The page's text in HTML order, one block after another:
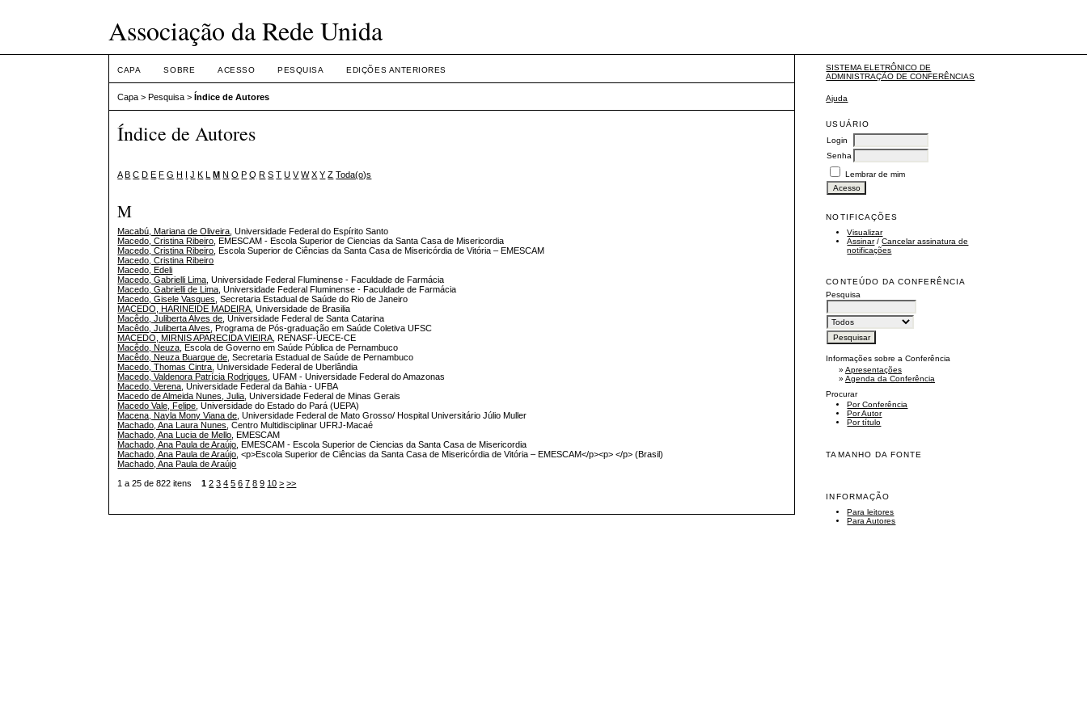
Associação da Rede Unida
SISTEMA ELETRÔNICO DE
ADMINISTRAÇÃO DE CONFERÊNCIAS
Ajuda
USUÁRIO
Login
Senha
Lembrar de mim
NOTIFICAÇÕES
Visualizar
Assinar/Cancelar assinatura de
notificações
CONTEÚDO DA CONFERÊNCIA
Pesquisa
Informações sobre a Conferência
»Apresentações
»Agenda da Conferência
Procurar
Por Conferência
Por Autor
Por título
TAMANHO DA FONTE
INFORMAÇÃO
Para leitores
Para Autores
CAPA SOBRE ACESSO PESQUISA EDIÇÕES ANTERIORES
Capa >Pesquisa >Índice de Autores
Índice de Autores
A B C D E F G H I J K L M N O P Q R S T U V W X Y Z Toda(o)s
M
Macabú, Mariana de Oliveira , Universidade Federal do Espírito Santo
Macedo, Cristina Ribeiro , EMESCAM - Escola Superior de Ciencias da Santa Casa de Misericordia
Macedo, Cristina Ribeiro , Escola Superior de Ciências da Santa Casa de Misericórdia de Vitória – EMESCAM
Macedo, Cristina Ribeiro
Macedo, Edeli
Macedo, Gabrielli Lima , Universidade Federal Fluminense - Faculdade de Farmácia
Macedo, Gabrielli de Lima , Universidade Federal Fluminense - Faculdade de Farmácia
Macedo, Gisele Vasques , Secretaria Estadual de Saúde do Rio de Janeiro
MACEDO, HARINEIDE MADEIRA , Universidade de Brasilia
Macêdo, Juliberta Alves de , Universidade Federal de Santa Catarina
Macêdo, Juliberta Alves
, Programa de Pós-graduação em Saúde Coletiva UFSC
MACEDO, MIRNIS APARECIDA VIEIRA , RENASF-UECE-CE
Macêdo, Neuza , Escola de Governo em Saúde Pública de Pernambuco
Macêdo, Neuza Buarque de , Secretaria Estadual de Saúde de Pernambuco
Macedo, Thomas Cintra , Universidade Federal de Uberlândia
Macedo, Valdenora Patrícia Rodrigues , UFAM - Universidade Federal do Amazonas
Macedo, Verena , Universidade Federal da Bahia - UFBA
Macedo de Almeida Nunes, Julia , Universidade Federal de Minas Gerais
Macedo Vale, Felipe , Universidade do Estado do Pará (UEPA)
Macena, Nayla Mony Viana de , Universidade Federal de Mato Grosso/ Hospital Universitário Júlio Muller
Machado, Ana Laura Nunes , Centro Multidisciplinar UFRJ-Macaé
Machado, Ana Lucia de Mello , EMESCAM
Machado, Ana Paula de Araújo , EMESCAM - Escola Superior de Ciencias da Santa Casa de Misericordia
Machado, Ana Paula de Araújo , <p>Escola Superior de Ciências da Santa Casa de Misericórdia de Vitória – EMESCAM</p><p> </p> (Brasil)
Machado, Ana Paula de Araújo
1 a 25 de 822 itens1 2 3 4 5 6 7 8 9 10 > >>